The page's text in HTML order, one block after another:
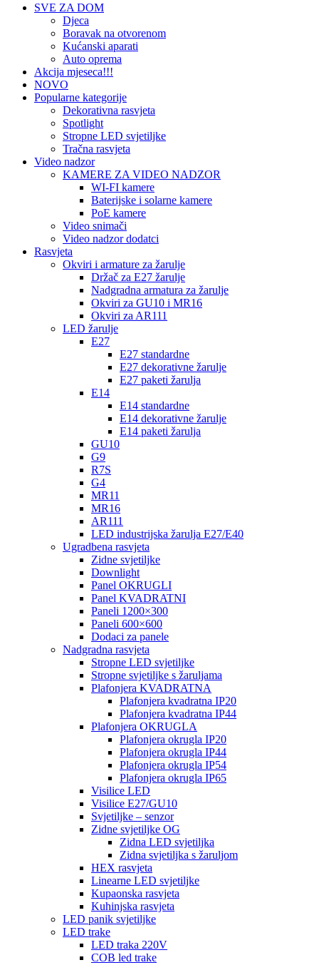
SVE ZA DOM
Djeca
Boravak na otvorenom
Kućanski aparati
Auto oprema
Akcija mjeseca!!!
NOVO
Popularne kategorije
Dekorativna rasvjeta
Spotlight
Stropne LED svjetiljke
Tračna rasvjeta
Video nadzor
KAMERE ZA VIDEO NADZOR
WI-FI kamere
Baterijske i solarne kamere
PoE kamere
Video snimači
Video nadzor dodatci
Rasvjeta
Okviri i armature za žarulje
Držač za E27 žarulje
Nadgradna armatura za žarulje
Okviri za GU10 i MR16
Okviri za AR111
LED žarulje
E27
E27 standardne
E27 dekorativne žarulje
E27 paketi žarulja
E14
E14 standardne
E14 dekorativne žarulje
E14 paketi žarulja
GU10
G9
R7S
G4
MR11
MR16
AR111
LED industrijska žarulja E27/E40
Ugradbena rasvjeta
Zidne svjetiljke
Downlight
Panel OKRUGLI
Panel KVADRATNI
Paneli 1200×300
Paneli 600×600
Dodaci za panele
Nadgradna rasvjeta
Stropne LED svjetiljke
Stropne svjetiljke s žaruljama
Plafonjera KVADRATNA
Plafonjera kvadratna IP20
Plafonjera kvadratna IP44
Plafonjera OKRUGLA
Plafonjera okrugla IP20
Plafonjera okrugla IP44
Plafonjera okrugla IP54
Plafonjera okrugla IP65
Visilice LED
Visilice E27/GU10
Svjetiljke – senzor
Zidne svjetiljke OG
Zidna LED svjetiljka
Zidna svjetiljka s žaruljom
HEX rasvjeta
Linearne LED svjetiljke
Kupaonska rasvjeta
Kuhinjska rasvjeta
LED panik svjetiljke
LED trake
LED traka 220V
COB led trake